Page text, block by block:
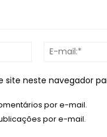
Nome:*
site neste navegador
por e-mail.
por e-mail.